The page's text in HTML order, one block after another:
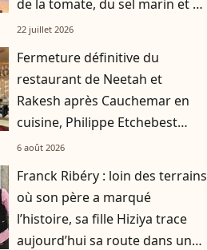
de la tomate, du sel marin et un
smoothie"
22 juillet 2026
Fermeture définitive du
restaurant de Neetah et
Rakesh après Cauchemar en
cuisine, Philippe Etchebest
pensait les avoir sauvés
6 août 2026
Franck Ribéry : loin des terrains
où son père a marqué
l’histoire, sa fille Hiziya trace
aujourd’hui sa route dans un